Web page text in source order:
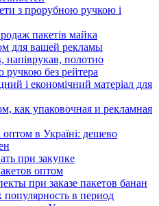
з прорубною ручкою і
пакетів майка
для вашей рекламы
полотно
без рейтера
і економічний матеріал для
как упаковочная и рекламная
оптом в Україні: дешево
при закупке
оптом
при заказе пакетов банан
в период